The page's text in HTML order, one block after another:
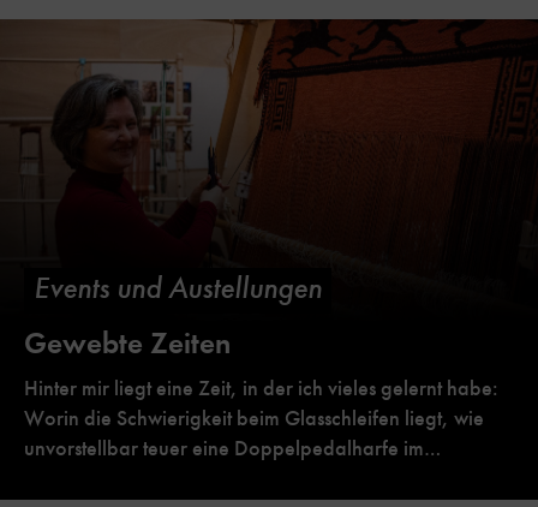
Events und Austellungen
Gewebte Zeiten
Hinter mir liegt eine Zeit, in der ich vieles gelernt habe:
Worin die Schwierigkeit beim Glasschleifen liegt, wie
unvorstellbar teuer eine Doppelpedalharfe im…